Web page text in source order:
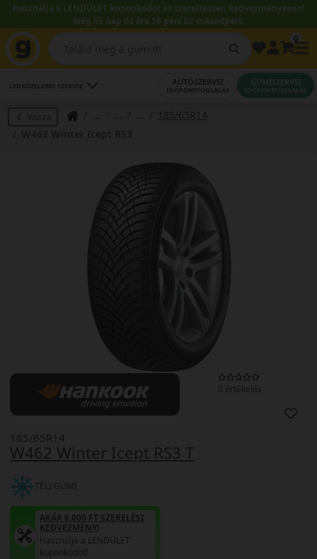
Használja a LENDÜLET kuponkódot és szereltessen kedvezményesen!
Még 55 nap 03 óra 39 perc 02 másodperc.
LEGKÖZELEBBI SZERVIZ AUTÓSZERVIZ
IDŐPONTFOGLALÁS
GUMISZERVIZ
IDŐPONTFOGLALÁS
Vissza
185/65R14
0 értékelés
W462 Winter Icept RS3 T
185/65R14
TÉLI GUMI
AKÁR 8.000 FT SZERELÉSI
KEDVEZMÉNY!
Használja a LENDÜLET
kuponkódot!